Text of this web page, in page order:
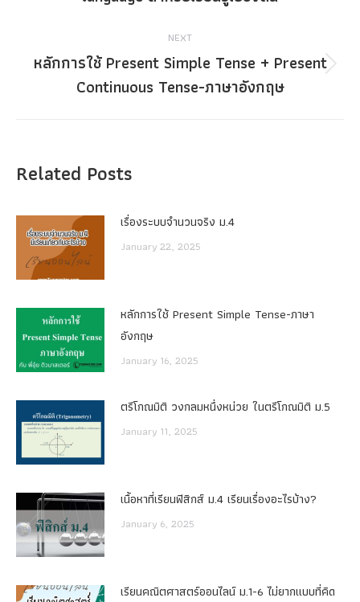
NEXT
Next
post:
หลักการใช้ Present Simple Tense + Present
Continuous Tense-ภาษาอังกฤษ
Related Posts
เรื่องระบบจํานวนจริง ม.4
January 22, 2025
หลักการใช้ Present Simple Tense-ภาษา
อังกฤษ
January 16, 2025
ตรีโกณมิติ วงกลมหนึ่งหน่วย ในตรีโกณมิติ ม.5
January 11, 2025
เนื้อหาที่เรียนฟิสิกส์ ม.4 เรียนเรื่องอะไรบ้าง?
January 6, 2025
เรียนคณิตศาสตร์ออนไลน์ ม.1-6 ไม่ยากแบบที่คิด